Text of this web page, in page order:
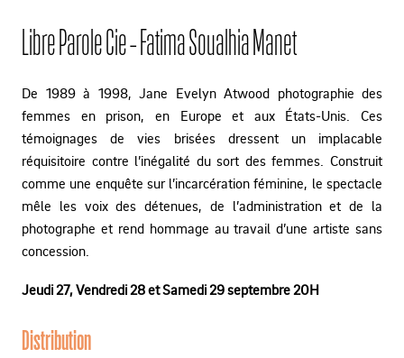
Libre Parole Cie - Fatima Soualhia Manet
De 1989 à 1998, Jane Evelyn Atwood photographie des
femmes en prison, en Europe et aux États-Unis. Ces
témoignages de vies brisées dressent un implacable
réquisitoire contre l’inégalité du sort des femmes. Construit
comme une enquête sur l’incarcération féminine, le spectacle
mêle les voix des détenues, de l’administration et de la
photographe et rend hommage au travail d’une artiste sans
concession.
Jeudi 27,Vendredi 28 etSamedi 29 septembre 20H
Distribution